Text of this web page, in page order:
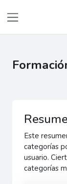
Este
categorías
usuario.
categorías